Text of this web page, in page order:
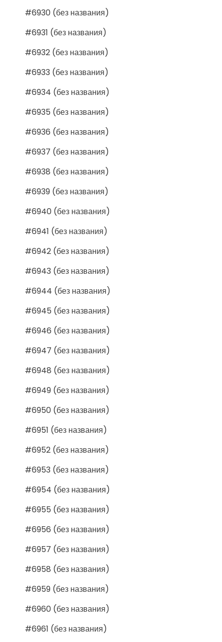
#6930 (без названия)
#6931 (без названия)
#6932 (без названия)
#6933 (без названия)
#6934 (без названия)
#6935 (без названия)
#6936 (без названия)
#6937 (без названия)
#6938 (без названия)
#6939 (без названия)
#6940 (без названия)
#6941 (без названия)
#6942 (без названия)
#6943 (без названия)
#6944 (без названия)
#6945 (без названия)
#6946 (без названия)
#6947 (без названия)
#6948 (без названия)
#6949 (без названия)
#6950 (без названия)
#6951 (без названия)
#6952 (без названия)
#6953 (без названия)
#6954 (без названия)
#6955 (без названия)
#6956 (без названия)
#6957 (без названия)
#6958 (без названия)
#6959 (без названия)
#6960 (без названия)
#6961 (без названия)